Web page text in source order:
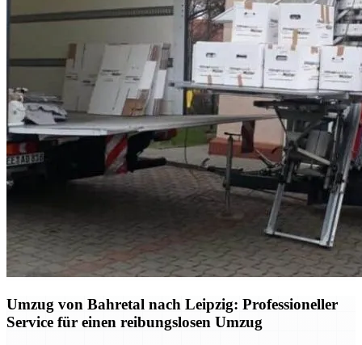
Umzug von Bahretal nach Leipzig: Professioneller
Service für einen reibungslosen Umzug